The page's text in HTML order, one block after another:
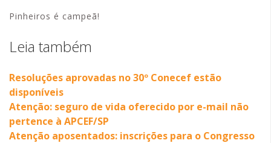
Pinheiros é campeã!
Leia também
Resoluções aprovadas no 30º Conecef estão
disponíveis
Atenção: seguro de vida oferecido por e-mail não
pertence à APCEF/SP
Atenção aposentados: inscrições para o Congresso